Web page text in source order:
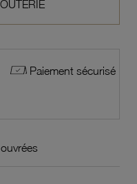
Paiement sécurisé